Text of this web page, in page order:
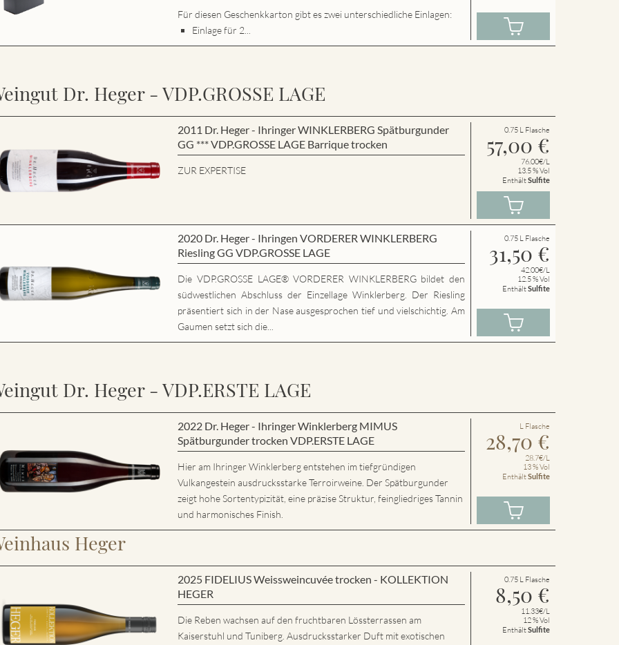
Für diesen Geschenkkarton gibt es zwei unterschiedliche Einlagen:
Einlage für 2...
Dr. Heger - VDP.GROSSE LAGE
2011 Dr. Heger - Ihringer WINKLERBERG Spätburgunder
GG *** VDP.GROSSE LAGE Barrique trocken
ZUR EXPERTISE
0.75 L Flasche
57,00 €
76.00€/L
13.5 % Vol
EnthältSulfite
2020 Dr. Heger - Ihringen VORDERER WINKLERBERG
Riesling GG VDP.GROSSE LAGE
Die VDP.GROSSE LAGE® VORDERER WINKLERBERG bildet den
südwestlichen Abschluss der Einzellage Winklerberg. Der Riesling
präsentiert sich in der Nase ausgesprochen tief und vielschichtig. Am
Gaumen setzt sich die...
0.75 L Flasche
31,50 €
42.00€/L
12.5 % Vol
EnthältSulfite
Dr. Heger - VDP.ERSTE LAGE
2022 Dr. Heger - Ihringer Winklerberg MIMUS
Spätburgunder trocken VDP.ERSTE LAGE
Hier am Ihringer Winklerberg entstehen im tiefgründigen
Vulkangestein ausdrucksstarke Terroirweine. Der Spätburgunder
zeigt hohe Sortentypizität, eine präzise Struktur, feingliedriges Tannin
und harmonisches Finish.
L Flasche
28,70 €
28.7€/L
13 % Vol
EnthältSulfite
Heger
2025 FIDELIUS Weissweincuvée trocken - KOLLEKTION
HEGER
Die Reben wachsen auf den fruchtbaren Lössterrassen am
Kaiserstuhl und Tuniberg. Ausdrucksstarker Duft mit exotischen
0.75 L Flasche
8,50 €
11.33€/L
12 % Vol
EnthältSulfite